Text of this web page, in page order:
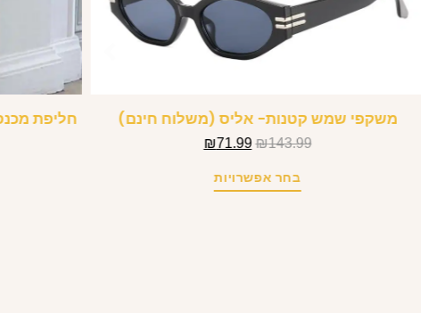
משקפי שמש קטנות- אליס (משלוח חינם)
₪143.99
₪71.99
בחר אפשרויות